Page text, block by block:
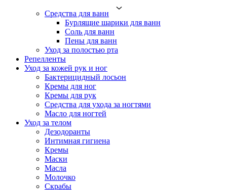
Средства для ванн
Бурлящие шарики для ванн
Соль для ванн
Пены для ванн
Уход за полостью рта
Репелленты
Уход за кожей рук и ног
Бактерицидный лосьон
Кремы для ног
Кремы для рук
Средства для ухода за ногтями
Масло для ногтей
Уход за телом
Дезодоранты
Интимная гигиена
Кремы
Маски
Масла
Молочко
Скрабы